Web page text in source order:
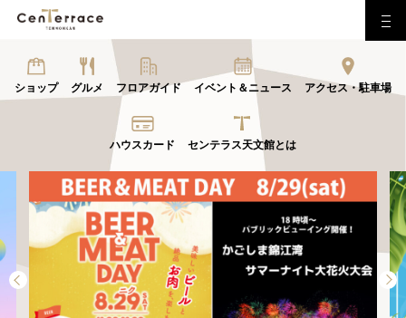
ショップ グルメ フロアガイド イベント＆ニュース アクセス・駐車場
ハウスカード センテラス天文館とは